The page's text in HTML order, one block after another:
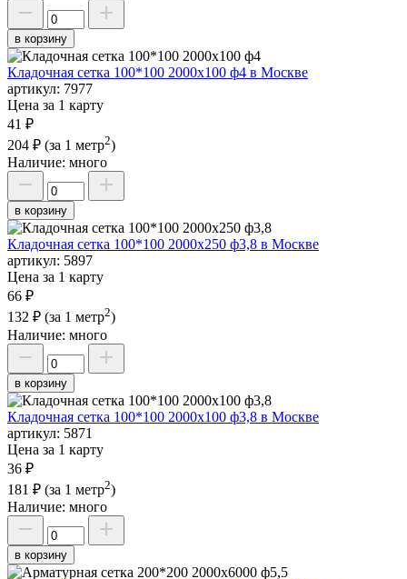
в корзину
Кладочная сетка 100*100 2000х100 ф4 в Москве
артикул: 7977
Цена за 1 карту
41 ₽
204 ₽ (за 1 метр2)
Наличие: много
в корзину
Кладочная сетка 100*100 2000х250 ф3,8 в Москве
артикул: 5897
Цена за 1 карту
66 ₽
132 ₽ (за 1 метр2)
Наличие: много
в корзину
Кладочная сетка 100*100 2000х100 ф3,8 в Москве
артикул: 5871
Цена за 1 карту
36 ₽
181 ₽ (за 1 метр2)
Наличие: много
в корзину